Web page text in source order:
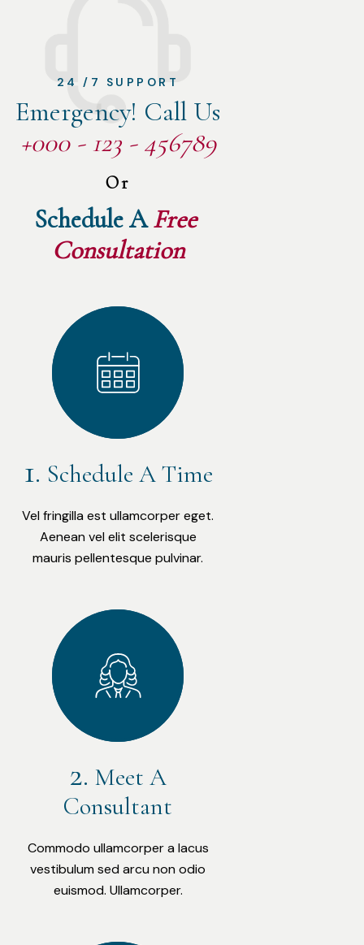
24 /7 SUPPORT
Emergency! Call Us
+000 - 123 - 456789
Or
Schedule A Free
Consultation
Schedule A Time
Vel fringilla est ullamcorper eget.
Aenean vel elit scelerisque
mauris pellentesque pulvinar.
Meet A
Consultant
Commodo ullamcorper a lacus
vestibulum sed arcu non odio
euismod. Ullamcorper.